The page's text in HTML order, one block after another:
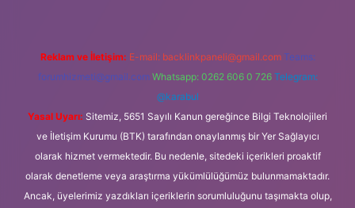
Reklam ve İletişim: E-mail: backlinkpaneli@gmail.com Teams:
forumhizmeti@gmail.com Whatsapp: 0262 606 0 726 Telegram:
@karabul
Yasal Uyarı: Sitemiz, 5651 Sayılı Kanun gereğince Bilgi Teknolojileri
ve İletişim Kurumu (BTK) tarafından onaylanmış bir Yer Sağlayıcı
olarak hizmet vermektedir. Bu nedenle, sitedeki içerikleri proaktif
olarak denetleme veya araştırma yükümlülüğümüz bulunmamaktadır.
Ancak, üyelerimiz yazdıkları içeriklerin sorumluluğunu taşımakta olup,